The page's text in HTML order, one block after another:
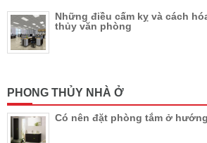
Những điều cấm kỵ và cách
thủy văn phòng
PHONG THỦY NHÀ Ở
Có nên đặt phòng tắm ở